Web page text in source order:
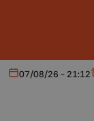
Aujourd'hui
07/08/26 - 21:12